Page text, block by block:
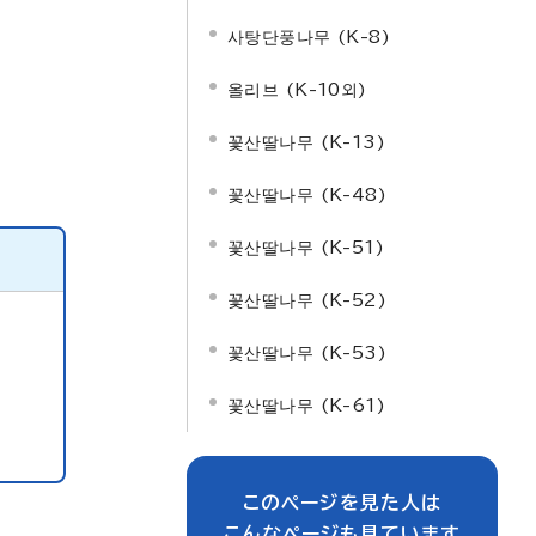
사탕단풍나무 (K-8)
올리브 (K-10외)
꽃산딸나무 (K-13)
꽃산딸나무 (K-48)
꽃산딸나무 (K-51)
꽃산딸나무 (K-52)
꽃산딸나무 (K-53)
꽃산딸나무 (K-61)
このページを見た人は